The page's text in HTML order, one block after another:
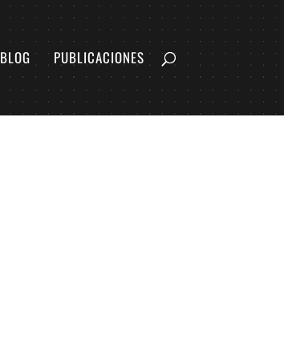
BLOG PUBLICACIONES